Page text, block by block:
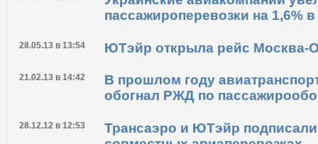
пассажироперевозки на 1,6% в
28.05.13 в 13:54 ЮТэйр открыла рейс Москва-
21.02.13 в 14:42
В прошлом году
обогнал РЖД по
28.12.12 в 12:53
Трансаэро и ЮТэйр